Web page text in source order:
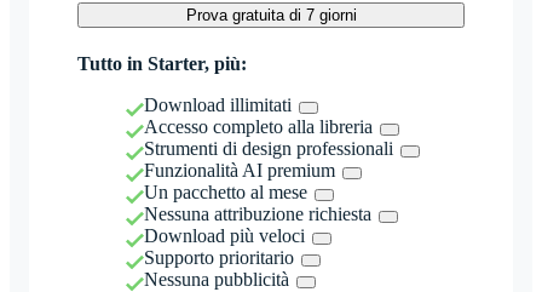
Prova gratuita di 7 giorni
Tutto in Starter, più:
Download illimitati
Accesso completo alla libreria
Strumenti di design professionali
Funzionalità AI premium
Un pacchetto al mese
Nessuna attribuzione richiesta
Download più veloci
Supporto prioritario
Nessuna pubblicità